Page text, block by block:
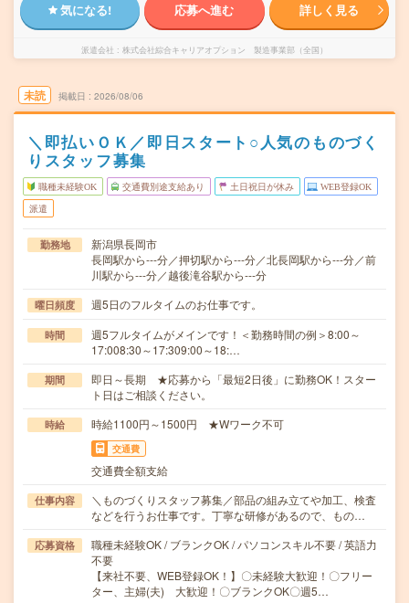
気になる! 応募へ進む 詳しく見る
派遣会社 株式会社綜合キャリアオプション 製造事業部（全国）
未読 掲載日 2026/08/06
＼即払いＯＫ／即日スタート○人気のものづく
りスタッフ募集
職種未経験OK 交通費別途支給あり 土日祝日が休み WEB登録OK
派遣
勤務地
新潟県長岡市
長岡駅から---分／押切駅から---分／北長岡駅から---分／前
川駅から---分／越後滝谷駅から---分
曜日頻度 週5日のフルタイムのお仕事です。
時間
週5フルタイムがメインです！＜勤務時間の例＞8:00～
17:008:30～17:309:00～18:…
期間
即日～長期 ★応募から「最短2日後」に勤務OK！スター
ト日はご相談ください。
時給 時給1100円～1500円 ★Wワーク不可
交通費
交通費全額支給
仕事内容
＼ものづくりスタッフ募集／部品の組み立てや加工、検査
などを行うお仕事です。丁寧な研修があるので、もの…
応募資格
職種未経験OK / ブランクOK / パソコンスキル不要 / 英語力
不要
【来社不要、WEB登録OK！】〇未経験大歓迎！〇フリー
ター、主婦(夫) 大歓迎！〇ブランクOK〇週5…